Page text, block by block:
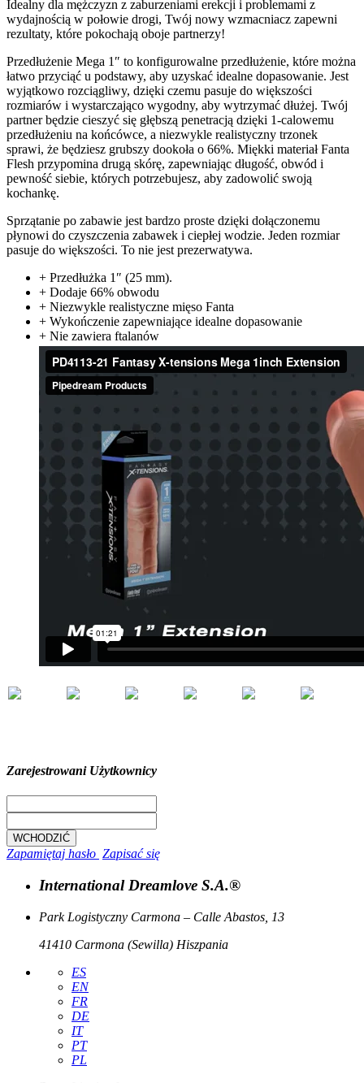
Idealny dla mężczyzn z zaburzeniami erekcji i problemami z
wydajnością w połowie drogi, Twój nowy wzmacniacz zapewni
rezultaty, które pokochają oboje partnerzy!
Przedłużenie Mega 1″ to konfigurowalne przedłużenie, które można
łatwo przyciąć u podstawy, aby uzyskać idealne dopasowanie. Jest
wyjątkowo rozciągliwy, dzięki czemu pasuje do większości
rozmiarów i wystarczająco wygodny, aby wytrzymać dłużej. Twój
partner będzie cieszyć się głębszą penetracją dzięki 1-calowemu
przedłużeniu na końcówce, a niezwykle realistyczny trzonek
sprawi, że będziesz grubszy dookoła o 66%. Miękki materiał Fanta
Flesh przypomina drugą skórę, zapewniając długość, obwód i
pewność siebie, których potrzebujesz, aby zadowolić swoją
kochankę.
Sprzątanie po zabawie jest bardzo proste dzięki dołączonemu
płynowi do czyszczenia zabawek i ciepłej wodzie. Jeden rozmiar
pasuje do większości. To nie jest prezerwatywa.
+ Przedłużka 1″ (25 mm).
+ Dodaje 66% obwodu
+ Niezwykle realistyczne mięso Fanta
+ Wykończenie zapewniające idealne dopasowanie
+ Nie zawiera ftalanów
Zarejestrowani Użytkownicy
Zapamiętaj hasło Zapisać się
International Dreamlove S.A.®
Park Logistyczny Carmona – Calle Abastos, 13
41410 Carmona (Sewilla) Hiszpania
ES
EN
FR
DE
IT
PT
PL